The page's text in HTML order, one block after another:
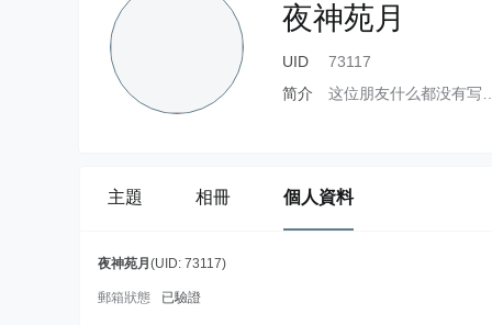
夜神苑月
UID
73117
简介
这位朋友什么都没有写
主題 相冊 個人資料
夜神苑月 (UID: 73117)
郵箱狀態 已驗證